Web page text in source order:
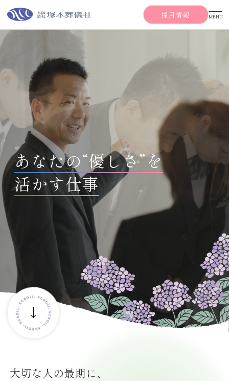
採用情報 MENU
会社を知る
代表メッセージ
会社情報
式場一覧
仕事を知る
葬儀業界とは？
葬儀業界で働くとは？
塚本葬儀社の職種
働く環境
写真で見る
福利厚生
教育研修制度
社内研修制度
他部署研修制度
社員の声
インタビュー
クロストーク
採用情報
求める人物像
中途/直接応募の方
ENTRY
あなたの“優しさ”を
活かす仕事
大切な人の最期に、